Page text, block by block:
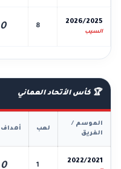
2026/2025
السيب
8
0
🏆 كأس الأتحاد العماني
الموسم /
الفريق
لعب أهداف
2022/2021
1
0